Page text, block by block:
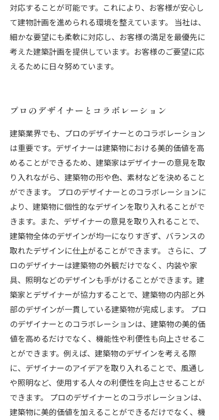
対応することが可能です。これにより、お客様が安心し
て建物計画を進められる環境を整えています。 当社は、
細かな要望にも柔軟に対応し、お客様の満足を最優先に
考えた建築計画を提供しています。お客様のご要望に応
えるために日々努めています。
プロのデザイナーとコラボレーション
建築業界でも、プロのデザイナーとのコラボレーション
は重要です。デザイナーは建築物における美的価値を高
めることができるため、建築家はデザイナーの意見を取
り入れながら、建築物の形や色、素材などを決めること
ができます。 プロのデザイナーとのコラボレーションに
より、建築物に個性的なデザインを取り入れることがで
きます。また、デザイナーの意見を取り入れることで、
建築物全体のデザインが均一になりすぎず、バランスの
取れたデザインに仕上がることができます。 さらに、プ
ロのデザイナーは建築物の外観だけでなく、内装や家
具、照明などのデザインも手がけることができます。建
築家とデザイナーが協力することで、建築物の内部と外
部のデザインが一貫している建築物が完成します。 プロ
のデザイナーとのコラボレーションは、建築物の美的価
値を高めるだけでなく、機能性や利便性も向上させるこ
とができます。例えば、建築物のデザインを考える際
に、デザイナーのアイデアを取り入れることで、風通し
や照明など、使用する人々の利便性を向上させることが
できます。 プロのデザイナーとのコラボレーションは、
建築物に美的価値を加えることができるだけでなく、機